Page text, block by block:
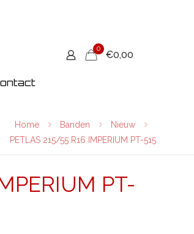
0
€0,00
Home Banden
Nieuw
PETLAS 215/55 R16 IMPERIUM PT-515
PT-